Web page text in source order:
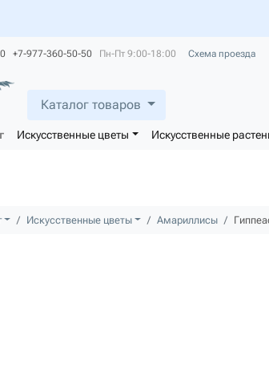
+7-977-360-50-50 Пн-Пт 9:00-18:00 Схема проезда
Каталог товаров
Искусственные цветы Искусственные
Искусственные цветы Амариллисы